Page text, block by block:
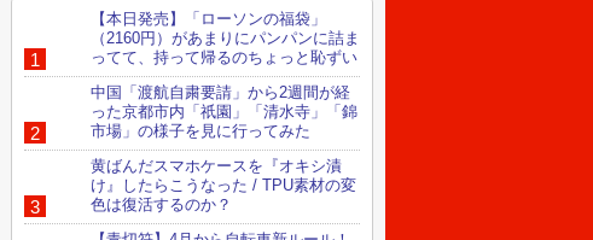
【本日発売】「ローソンの福袋」
（2160円）があまりにパンパンに詰ま
ってて、持って帰るのちょっと恥ずい
中国「渡航自粛要請」から2週間が経
った京都市内「祇園」「清水寺」「錦
市場」の様子を見に行ってみた
黄ばんだスマホケースを『オキシ漬
け』したらこうなった / TPU素材の変
色は復活するのか？